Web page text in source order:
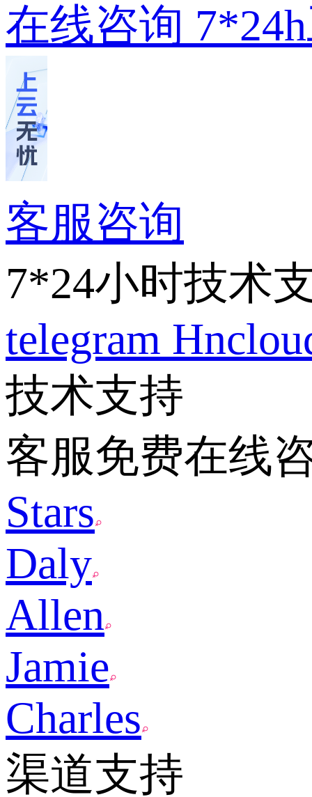
在线咨询
客服咨询
7*24小时技术
telegram
技术支持
客服免费在线
Stars
Daly
Allen
Jamie
Charles
渠道支持